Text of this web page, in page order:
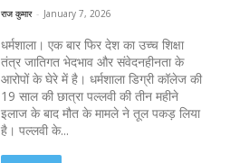
राज कुमार - January 7, 2026
धर्मशाला। एक बार फिर देश का उच्च शिक्षा
तंत्र जातिगत भेदभाव और संवेदनहीनता के
आरोपों के घेरे में है। धर्मशाला डिग्री कॉलेज की
19 साल की छात्रा पल्लवी की तीन महीने
इलाज के बाद मौत के मामले ने तूल पकड़ लिया
है। पल्लवी के...